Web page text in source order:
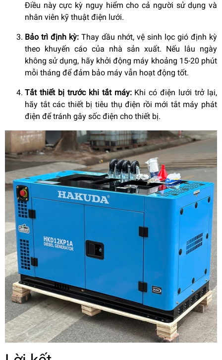
Điều này cực kỳ nguy hiểm cho cả người sử dụng và
nhân viên kỹ thuật điện lưới.
Bảo trì định kỳ:Thay dầu nhớt, vệ sinh lọc gió định kỳ
theo khuyến cáo của nhà sản xuất. Nếu lâu ngày
không sử dụng, hãy khởi động máy khoảng 15-20 phút
mỗi tháng để đảm bảo máy vẫn hoạt động tốt.
Tắt thiết bị trước khi tắt máy:Khi có điện lưới trở lại,
hãy tắt các thiết bị tiêu thụ điện rồi mới tắt máy phát
điện để tránh gây sốc điện cho thiết bị.